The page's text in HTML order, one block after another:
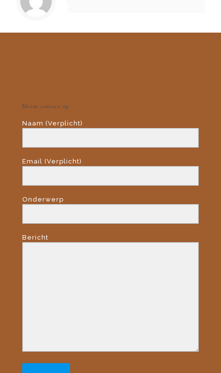
Neem contact op
Naam (Verplicht)
Email (Verplicht)
Onderwerp
Bericht